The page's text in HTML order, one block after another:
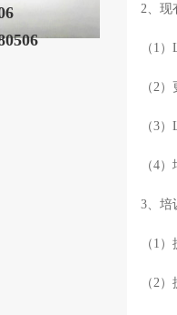
2、现
（1
（2
（3
（4
3、培
（1
（2